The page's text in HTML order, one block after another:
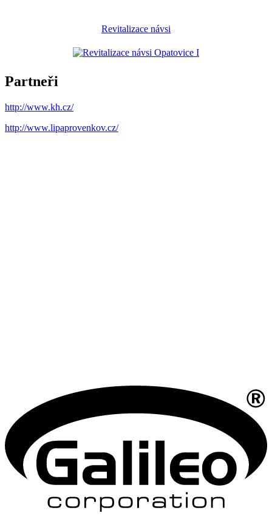
Revitalizace návsi
Partneři
http://www.kh.cz/
http://www.lipaprovenkov.cz/